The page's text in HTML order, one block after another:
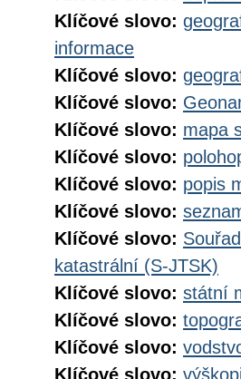
Klíčové slovo:
informace
Klíčové slovo:
Klíčové slovo:
Klíčové slovo: mapa
Klíčové slovo:
Klíčové slovo: popis
Klíčové slovo:
Klíčové slovo:
katastrální (S-JTSK)
Klíčové slovo: státní
Klíčové slovo:
Klíčové slovo:
Klíčové slovo: